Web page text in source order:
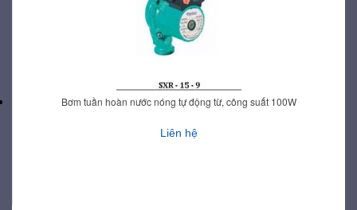
Bơm tuần hoàn nước nóng tự động từ, công suất 100W
Liên hệ